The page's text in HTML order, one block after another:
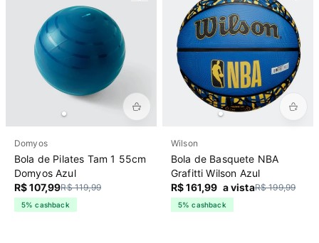
Domyos
Bola de Pilates Tam 1 55cm
Domyos Azul
R$ 107,99R$ 119,99
5% cashback
Wilson
Bola de Basquete NBA
Grafitti Wilson Azul
R$ 161,99 a vistaR$ 199,99
5% cashback